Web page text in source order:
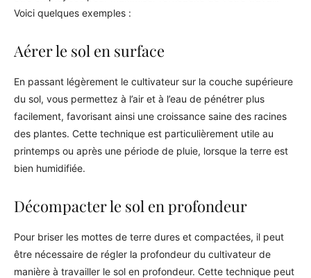
Voici quelques exemples :
Aérer le sol en surface
En passant légèrement le cultivateur sur la couche supérieure
du sol, vous permettez à l’air et à l’eau de pénétrer plus
facilement, favorisant ainsi une croissance saine des racines
des plantes. Cette technique est particulièrement utile au
printemps ou après une période de pluie, lorsque la terre est
bien humidifiée.
Décompacter le sol en profondeur
Pour briser les mottes de terre dures et compactées, il peut
être nécessaire de régler la profondeur du cultivateur de
manière à travailler le sol en profondeur. Cette technique peut